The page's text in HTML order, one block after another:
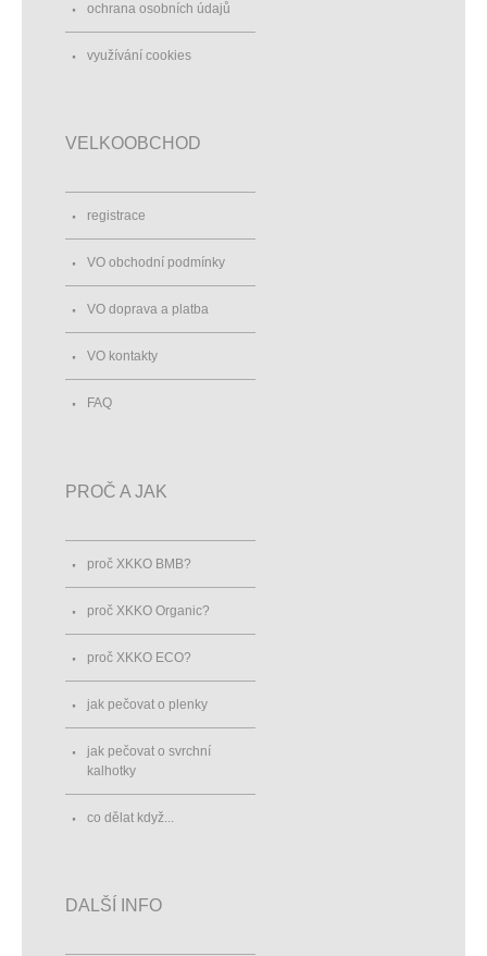
ochrana osobních údajů
využívání cookies
VELKOOBCHOD
registrace
VO obchodní podmínky
VO doprava a platba
VO kontakty
FAQ
PROČ A JAK
proč XKKO BMB?
proč XKKO Organic?
proč XKKO ECO?
jak pečovat o plenky
jak pečovat o svrchní
kalhotky
co dělat když...
DALŠÍ INFO